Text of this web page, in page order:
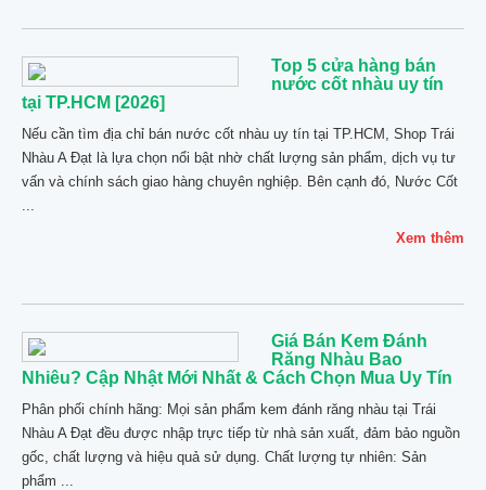
Top 5 cửa hàng bán
nước cốt nhàu uy tín
tại TP.HCM [2026]
Nếu cần tìm địa chỉ bán nước cốt nhàu uy tín tại TP.HCM, Shop Trái
Nhàu A Đạt là lựa chọn nổi bật nhờ chất lượng sản phẩm, dịch vụ tư
vấn và chính sách giao hàng chuyên nghiệp. Bên cạnh đó, Nước Cốt
...
Xem thêm
Giá Bán Kem Đánh
Răng Nhàu Bao
Nhiêu? Cập Nhật Mới Nhất & Cách Chọn Mua Uy Tín
Phân phối chính hãng: Mọi sản phẩm kem đánh răng nhàu tại Trái
Nhàu A Đạt đều được nhập trực tiếp từ nhà sản xuất, đảm bảo nguồn
gốc, chất lượng và hiệu quả sử dụng. Chất lượng tự nhiên: Sản
phẩm ...